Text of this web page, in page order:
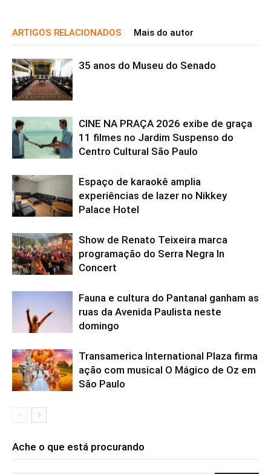
ARTIGOS RELACIONADOS Mais do autor
35 anos do Museu do Senado
CINE NA PRAÇA 2026 exibe de graça
11 filmes no Jardim Suspenso do
Centro Cultural São Paulo
Espaço de karaokê amplia
experiências de lazer no Nikkey
Palace Hotel
Show de Renato Teixeira marca
programação do Serra Negra In
Concert
Fauna e cultura do Pantanal ganham as
ruas da Avenida Paulista neste
domingo
Transamerica International Plaza firma
ação com musical O Mágico de Oz em
São Paulo
Ache o que está procurando